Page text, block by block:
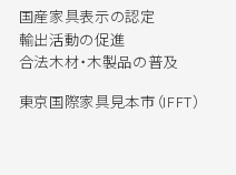
国産家具表示の認定
輸出活動の促進
合法木材・木製品の普及
東京国際家具見本市（IFFT）